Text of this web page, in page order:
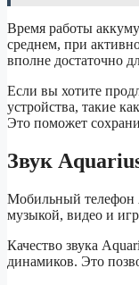
Время работы
среднем, при
вполне достаточно
Если вы хотите
устройства, такие
Это поможет
Звук
Мобильный телефон
музыкой, видео и
Качество звука
динамиков. Это